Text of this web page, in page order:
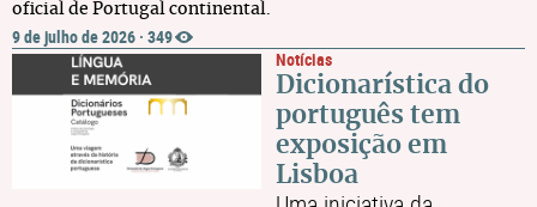
oficial de Portugal continental.
9 de julho de 2026 · 349
Notícias
Dicionarística do
português tem
exposição em
Lisboa